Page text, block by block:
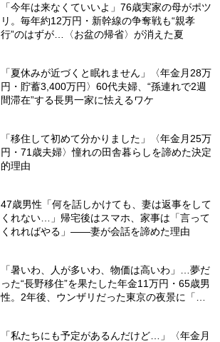
「今年は来なくていいよ」76歳実家の母がポツ
リ。毎年約12万円・新幹線の争奪戦も“親孝
行”のはずが…〈お盆の帰省〉が消えた夏
「夏休みが近づくと眠れません」〈年金月28万
円・貯蓄3,400万円〉60代夫婦、“孫連れで2週
間滞在”する長男一家に怯えるワケ
「移住して初めて分かりました」〈年金月25万
円・71歳夫婦〉憧れの田舎暮らしを諦めた決定
的理由
47歳男性「何を話しかけても、妻は返事をして
くれない…」帰宅後はスマホ、家事は「言って
くれればやる」――妻が会話を諦めた理由
「暑いわ、人が多いわ、物価は高いわ」…夢だ
った“長野移住”を果たした年金11万円・65歳男
性。2年後、ウンザリだった東京の夜景に「癒
「私たちにも予定があるんだけど…」〈年金月